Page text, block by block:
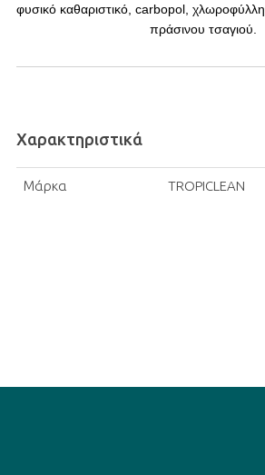
φυσικό καθαριστικό, carbopol,
πράσινου τσαγιού.
Χαρακτηριστικά
Μάρκα TROPICLEAN